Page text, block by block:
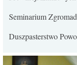
Seminarium
Duszpasterstwo